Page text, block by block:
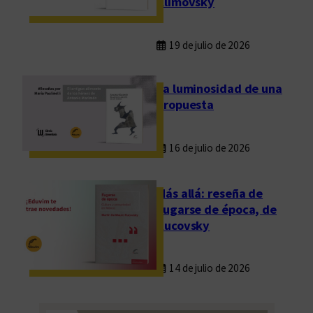
o
n
v
o
i
19 de julio de 2026
La luminosidad de una
propuesta
16 de julio de 2026
Más allá: reseña de
Fugarse de época, de
Rucovsky
14 de julio de 2026